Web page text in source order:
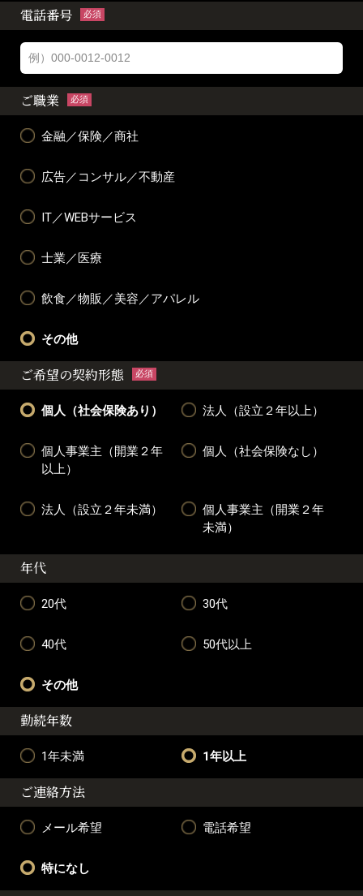
電話番号 必須
ご職業 必須
金融／保険／商社
広告／コンサル／不動産
IT／WEBサービス
士業／医療
飲食／物販／美容／アパレル
その他
ご希望の契約形態 必須
個人（社会保険あり） 法人（設立２年以上）
個人事業主（開業２年
以上）
個人（社会保険なし）
法人（設立２年未満）
個人事業主（開業２年
未満）
年代
20代 30代
40代 50代以上
その他
勤続年数
1年未満 1年以上
ご連絡方法
メール希望 電話希望
特になし